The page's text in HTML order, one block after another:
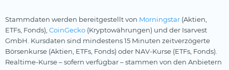
Stammdaten werden bereitgestellt von Morningstar (Aktien,
ETFs, Fonds), CoinGecko (Kryptowährungen) und der Isarvest
GmbH. Kursdaten sind mindestens 15 Minuten zeitverzögerte
Börsenkurse (Aktien, ETFs, Fonds) oder NAV-Kurse (ETFs, Fonds).
Realtime-Kurse – sofern verfügbar – stammen von den Anbietern